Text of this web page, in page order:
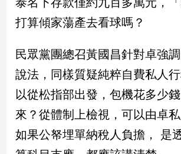
流
行/
尚
追
生
活
打算傾家蕩產去看球嗎？
民眾黨團總召黃國昌針對卓強調
說法，同樣質疑純粹自費私人
以從松指部出發，包機花多少
來？從體制上檢視，可以由卓
如果公帑埋單納稅人負擔， 是